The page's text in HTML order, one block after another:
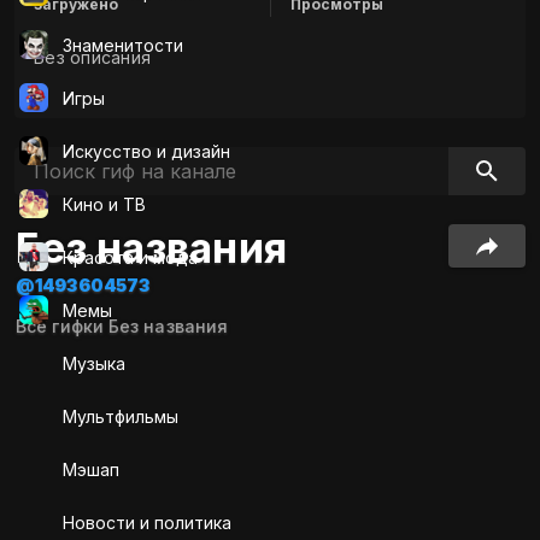
Знаменитости
Игры
Искусcтво и дизайн
Кино и ТВ
Красота и мода
Мемы
Музыка
Мультфильмы
Мэшап
Новости и политика
Загружено Просмотры
Без описания
Без названия
@1493604573
Все гифки Без названия